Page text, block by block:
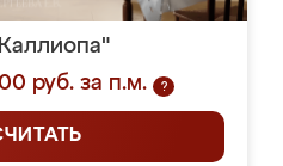
руб. за п.м.
?